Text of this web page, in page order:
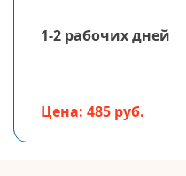
1-2 рабочих дней
Цена: 485 руб.